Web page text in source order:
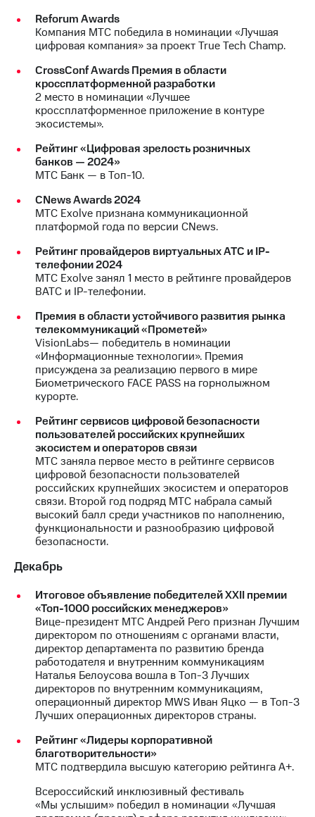
Reforum Awards
Компания МТС победила в номинации «Лучшая
цифровая компания» за проект True Tech Champ.
CrossConf Awards Премия в области
кроссплатформенной разработки
2 место в номинации «Лучшее
кроссплатформенное приложение в контуре
экосистемы».
Рейтинг «Цифровая зрелость розничных
банков — 2024»
МТС Банк — в Топ-10.
CNews Awards 2024
МТС Exolve признана коммуникационной
платформой года по версии CNews.
Рейтинг провайдеров виртуальных АТС и IP-
телефонии 2024
МТС Exolve занял 1 место в рейтинге провайдеров
ВАТС и IP-телефонии.
Премия в области устойчивого развития рынка
телекоммуникаций «Прометей»
VisionLabs— победитель в номинации
«Информационные технологии». Премия
присуждена за реализацию первого в мире
Биометрического FACE PASS на горнолыжном
курорте.
Рейтинг сервисов цифровой безопасности
пользователей российских крупнейших
экосистем и операторов связи
МТС заняла первое место в рейтинге сервисов
цифровой безопасности пользователей
российских крупнейших экосистем и операторов
связи. Второй год подряд МТС набрала самый
высокий балл среди участников по наполнению,
функциональности и разнообразию цифровой
безопасности.
Декабрь
Итоговое объявление победителей XXII премии
«Топ-1000 российских менеджеров»
Вице-президент МТС Андрей Рего признан Лучшим
директором по отношениям с органами власти,
директор департамента по развитию бренда
работодателя и внутренним коммуникациям
Наталья Белоусова вошла в Топ-3 Лучших
директоров по внутренним коммуникациям,
операционный директор MWS Иван Яцко — в Топ-3
Лучших операционных директоров страны.
Рейтинг «Лидеры корпоративной
благотворительности»
МТС подтвердила высшую категорию рейтинга А+.
Всероссийский инклюзивный фестиваль
«Мы услышим» победил в номинации «Лучшая